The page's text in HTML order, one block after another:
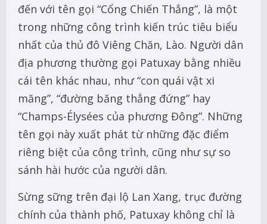
đến với tên gọi “Cổng Chiến Thắng”, là một
trong những công trình kiến trúc tiêu biểu
nhất của thủ đô Viêng Chăn, Lào. Người dân
địa phương thường gọi Patuxay bằng nhiều
cái tên khác nhau, như “con quái vật xi
măng”, “đường băng thẳng đứng” hay
“Champs-Élysées của phương Đông”. Những
tên gọi này xuất phát từ những đặc điểm
riêng biệt của công trình, cũng như sự so
sánh hài hước của người dân.
Sừng sững trên đại lộ Lan Xang, trục đường
chính của thành phố, Patuxay không chỉ là